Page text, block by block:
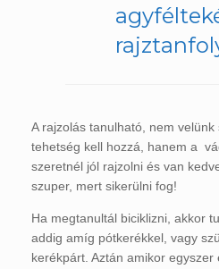
A rajzolás tanulható, nem
tehetség kell hozzá, hanem a
szeretnél jól rajzolni és van
szuper, mert sikerülni fog!
Ha megtanultál biciklizni, akkor
addig amíg pótkerékkel, vagy
kerékpárt. Aztán amikor